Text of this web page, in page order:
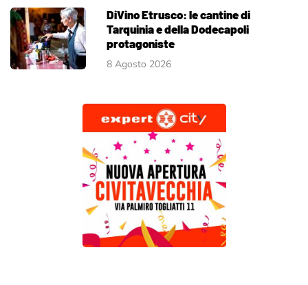
DiVino Etrusco: le cantine di
Tarquinia e della Dodecapoli
protagoniste
8 Agosto 2026